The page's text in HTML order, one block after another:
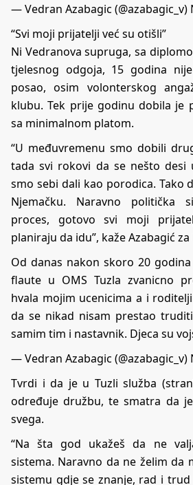
— Vedran Azabagic (@azabagic_v)
“Svi moji prijatelji već su otišli”
Ni Vedranova supruga, sa
tjelesnog odgoja, 15 godina
posao, osim volonterskog
klubu. Tek prije godinu dobila je
sa minimalnom platom.
“U međuvremenu smo dobili
tada svi rokovi da se nešto desi
smo sebi dali kao porodica. Tako
Njemačku. Naravno politička
proces, gotovo svi moji
planiraju da idu”, kaže Azabagić za
Od danas nakon skoro 20
flaute u OMS Tuzla zvanicno
hvala mojim ucenicima a i
da se nikad nisam prestao
samim tim i nastavnik. Djeca su
— Vedran Azabagic (@azabagic_v)
Tvrdi i da je u Tuzli služba
određuje družbu, te smatra da
svega.
“Na šta god ukažeš da ne
sistema. Naravno da ne želim da
sistemu gdje se znanje, rad i